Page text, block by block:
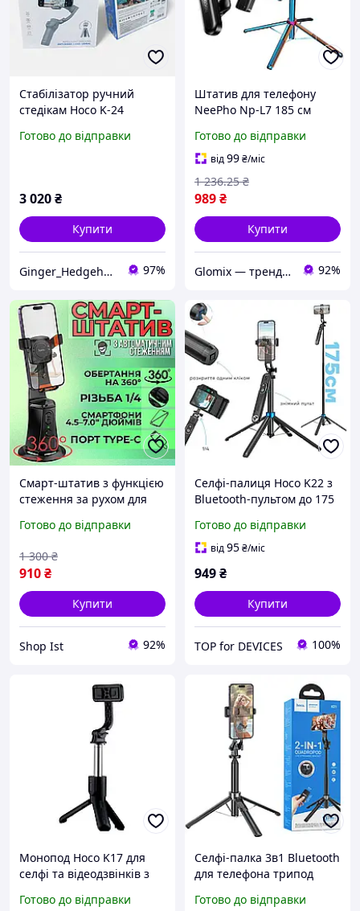
Стабілізатор ручний
стедікам Hoco K-24
Готово до відправки
3 020₴
Купити
Ginger_Hedgehogshop 97%
Штатив для телефону
NeePho Np-L7 185 см
пультом селфі палиця
монопод + мікрофон
HOCO L20 Type-C
Готово до відправки
від99₴/міс
989₴
1 236.25 ₴
Купити
Glomix — трендові товари, що спрощують життя. 92%
Смарт-штатив з функцією
стеження за рухом для
360° Hoco AI-датчик
Готово до відправки
910₴
1 300 ₴
Купити
Shop Ist 92%
Селфі-палиця Hoco K22 з
Bluetooth-пультом до 175
Готово до відправки
від95₴/міс
949₴
Купити
TOP for DEVICES 100%
Монопод Hoco K17 для
селфі та відеодзвінків з
смартфонів 4.5-7 дюймів
Готово до відправки
Селфі-палка 3в1 Bluetooth
для телефона трипод
пультом і різьбленням 1/4
Готово до відправки